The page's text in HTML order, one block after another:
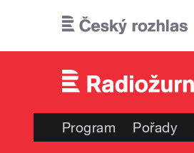
Program Pořady